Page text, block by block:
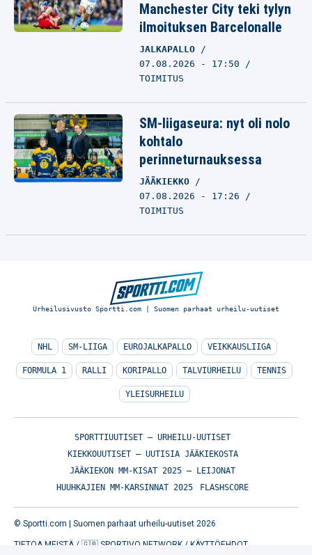
Manchester City teki tylyn
ilmoituksen Barcelonalle
JALKAPALLO
07.08.2026 - 17:50
TOIMITUS
SM-liigaseura: nyt oli nolo
kohtalo
perinneturnauksessa
JÄÄKIEKKO
07.08.2026 - 17:26
TOIMITUS
Urheilusivusto Sportti.com | Suomen parhaat urheilu-uutiset
NHL SM-LIIGA EUROJALKAPALLO VEIKKAUSLIIGA
FORMULA 1 RALLI KORIPALLO TALVIURHEILU TENNIS
YLEISURHEILU
SPORTTIUUTISET – URHEILU-UUTISET
KIEKKOUUTISET – UUTISIA JÄÄKIEKOSTA
JÄÄKIEKON MM-KISAT 2025 – LEIJONAT
HUUHKAJIEN MM-KARSINNAT 2025
FLASHSCORE
© Sportti.com | Suomen parhaat urheilu-uutiset 2026
TIETOA MEISTÄ / 🇬🇧 SPORTIVO NETWORK / KÄYTTÖEHDOT